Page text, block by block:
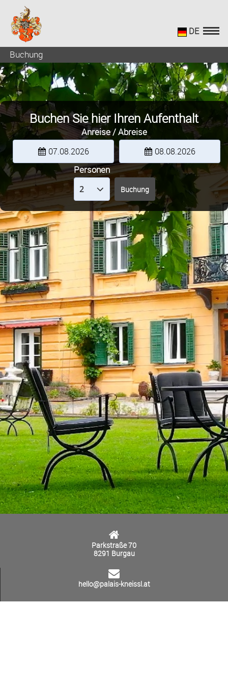
DE
Buchung
Buchen Sie hier Ihren Aufenthalt
Anreise / Abreise
07.08.2026 08.08.2026
Personen
Parkstraße 70
8291 Burgau
hello@palais-kneissl.at